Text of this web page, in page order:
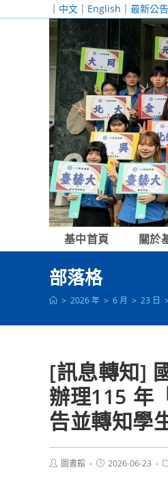
｜ 中文 ｜ English ｜ 最新公告
基中首頁 關於
部落格
> 2026 年 > 6 月 > 23 日
[訊息轉知]
辦理115 年
告並轉知學
Post圖書館
Post2026-06-23